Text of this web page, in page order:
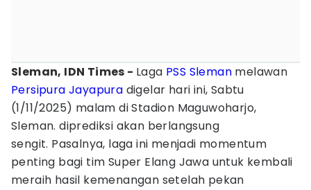
Sleman, IDN Times - Laga PSS Sleman melawan
Persipura Jayapura digelar hari ini, Sabtu
(1/11/2025) malam di Stadion Maguwoharjo,
Sleman. diprediksi akan berlangsung
sengit. Pasalnya, laga ini menjadi momentum
penting bagi tim Super Elang Jawa untuk kembali
meraih hasil kemenangan setelah pekan